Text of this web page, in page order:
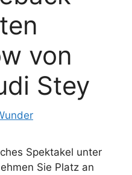
von
Stey
Spektakel unter
Sie Platz an